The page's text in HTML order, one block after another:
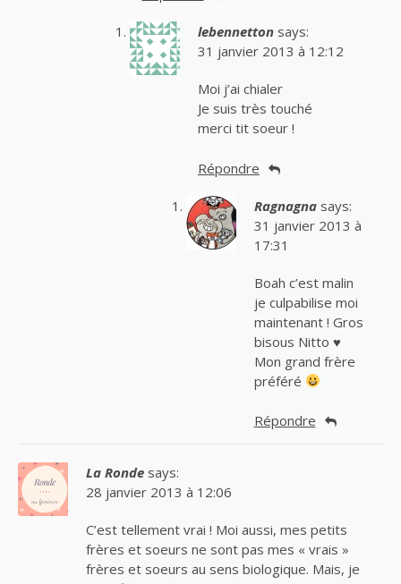
lebennetton says:
31 janvier 2013 à 12:12
Moi j’ai chialer
Je suis très touché
merci tit soeur !
Répondre
Ragnagna says:
31 janvier 2013 à
17:31
Boah c’est malin
je culpabilise moi
maintenant ! Gros
bisous Nitto ♥
Mon grand frère
préféré
Répondre
La Ronde says:
28 janvier 2013 à 12:06
C’est tellement vrai ! Moi aussi, mes petits
frères et soeurs ne sont pas mes « vrais »
frères et soeurs au sens biologique. Mais, je